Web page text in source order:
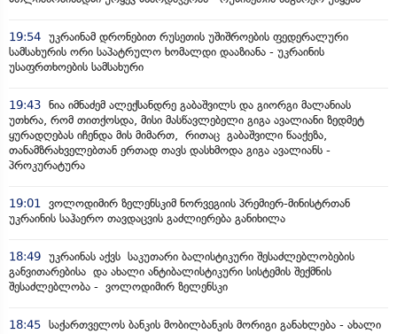
19:54 უკრაინამ დრონებით რუსეთის უშიშროების ფედერალური
სამსახურის ორი საპატრულო ხომალდი დააზიანა - უკრაინის
უსაფრთხოების სამსახური
19:43 ნია იმნაძემ ალექსანდრე გაბაშვილს და გიორგი მალანიას
უთხრა, რომ თითქოსდა, მისი მასწავლებელი გიგა ავალიანი ზედმეტ
ყურადღებას იჩენდა მის მიმართ, რითაც გაბაშვილი წააქეზა,
თანამზრახველებთან ერთად თავს დასხმოდა გიგა ავალიანს -
პროკურატურა
19:01
ვოლოდიმირ ზელენსკიმ ნორვეგიის პრემიერ-მინისტრთან
უკრაინის საჰაერო თავდაცვის გაძლიერება განიხილა
18:49 უკრაინას აქვს საკუთარი ბალისტიკური შესაძლებლობების
განვითარებისა და ახალი ანტიბალისტიკური სისტემის შექმნის
შესაძლებლობა - ვოლოდიმირ ზელენსკი
18:45 საქართველოს ბანკის მობილბანკის მორიგი განახლება - ახალი